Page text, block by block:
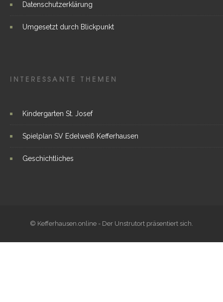
Datenschutzerklärung
Umgesetzt durch Blickpunkt
INTERESSANTE THEMEN
Kindergarten St. Josef
Spielplan SV Edelweiß Kefferhausen
Geschichtliches
© Kefferhausen.online - Der Unstrutort präsentiert sich.